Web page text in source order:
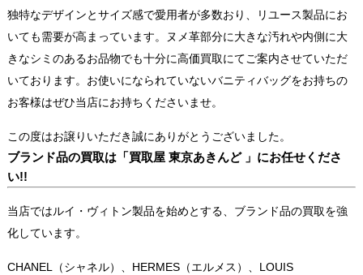
独特なデザインとサイズ感で愛用者が多数おり、リユース製品にお
いても需要が高まっています。ヌメ革部分に大きな汚れや内側に大
きなシミのあるお品物でも十分に高価買取にてご案内させていただ
いております。お使いになられていないバニティバッグをお持ちの
お客様はぜひ当店にお持ちくださいませ。
この度はお譲りいただき誠にありがとうございました。
ブランド品の買取は「買取屋 東京あきんど 」にお任せくださ
い!!
当店ではルイ・ヴィトン製品を始めとする、ブランド品の買取を強
化しています。
CHANEL（シャネル）、HERMES（エルメス）、LOUIS